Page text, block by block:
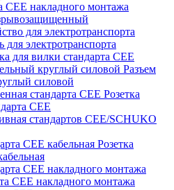
CEE накладного монтажа
для электротранспорта
для электротранспорта
для вилки стандарта CEE
Разъем
силовой
Розетка
CEE
стандартов CEE/SCHUKO
Розетка
СЕЕ накладного монтажа